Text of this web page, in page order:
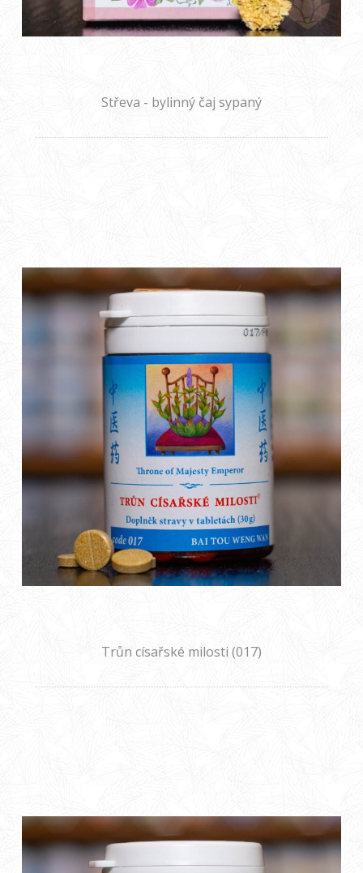
Střeva - bylinný čaj sypaný
Trůn císařské milosti (017)